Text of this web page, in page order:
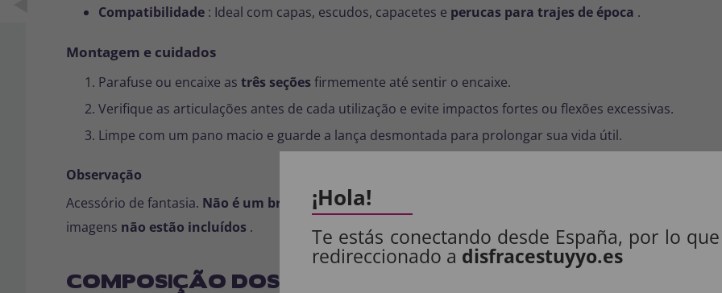
Compatibilidade : Ideal com capas, escudos, capacetes e perucas para trajes de época .
Montagem e cuidados
Parafuse ou encaixe as três seçõesfirmemente até sentir o encaixe.
Verifique as articulações antes de cada utilização e evite impactos fortes ou flexões excessivas.
Limpe com um pano macio e guarde a lança desmontada para prolongar sua vida útil.
Observação
Acessório de fantasia. Não é um brinquedo de combate
ou artigo esportivo. Use sob supervisão em
imagens não estão incluídos .
COMPOSIÇÃO DOS NOSSOS PRODUTOS:
¡Hola!
Te estás conectando desde España, por lo
redireccionado a disfracestuyyo.es